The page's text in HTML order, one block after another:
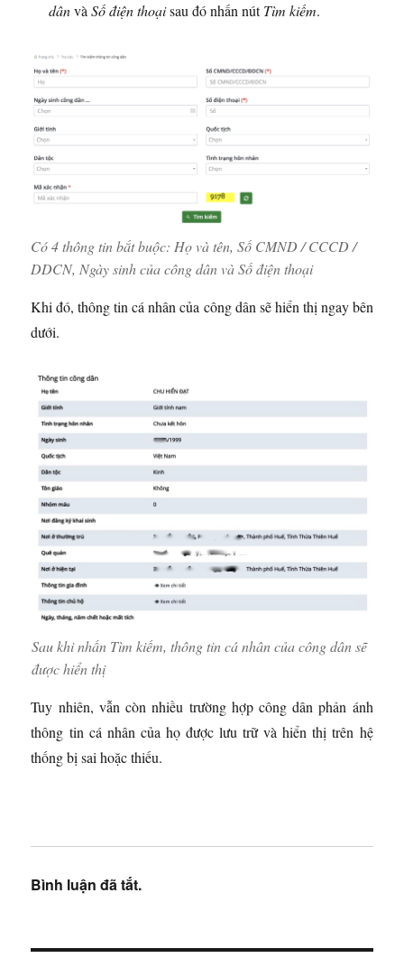
dânvàSố điện thoạisau đó nhấn nútTìm kiếm.
Có 4 thông tin bắt buộc: Họ và tên, Số CMND / CCCD /
DDCN, Ngày sinh của công dân và Số điện thoại
Khi đó, thông tin cá nhân của công dân sẽ hiển thị ngay bên
dưới.
Sau khi nhấn Tìm kiếm, thông tin cá nhân của công dân sẽ
được hiển thị
Tuy nhiên, vẫn còn nhiều trường hợp công dân phản ánh
thông tin cá nhân của họ được lưu trữ và hiển thị trên hệ
thống bị sai hoặc thiếu.
Bình luận đã tắt.